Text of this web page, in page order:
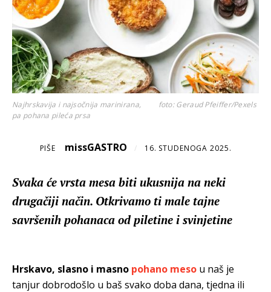
Najhrskavija i najsočnija marinirana,
pa pohana pileća prsa
foto: Geraud Pfeiffer/Pexels
PIŠE missGASTRO / 16. STUDENOGA 2025.
Svaka će vrsta mesa biti ukusnija na neki
drugačiji način. Otkrivamo ti male tajne
savršenih pohanaca od piletine i svinjetine
Hrskavo, slasno i masno pohano meso u naš je
tanjur dobrodošlo u baš svako doba dana, tjedna ili